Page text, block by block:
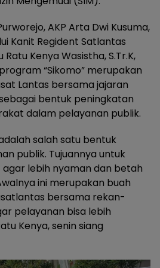
AKP Arta Dwi Kusuma,
Kanit Regident Satlantas
Kenya Wasistha, S.Tr.K,
“Sikomo” merupakan
Lantas bersama jajaran
bentuk peningkatan
dalam pelayanan publik.
salah satu bentuk
publik. Tujuannya untuk
lebih nyaman dan betah
ini merupakan buah
bersama rekan-
pelayanan bisa lebih
Kenya, senin siang